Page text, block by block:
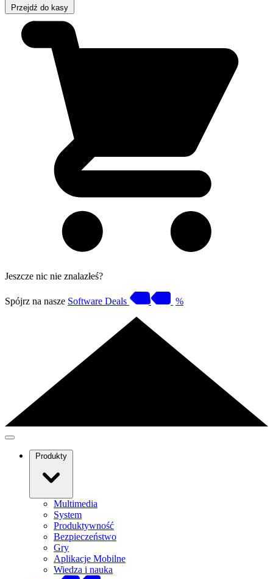
Przejdź do kasy
Jeszcze nic nie znalazłeś?
Spójrz na nasze Software Deals %
Produkty
Multimedia
System
Produktywność
Bezpieczeństwo
Gry
Aplikacje Mobilne
Wiedza i nauka